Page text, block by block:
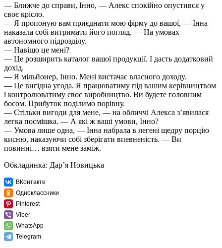
— Ближче до справи, Інно, — Алекс спокійно опустився у
своє крісло.
— Я пропоную вам приєднати мою фірму до вашої, — Інна
наказала собі витримати його погляд. — На умовах
автономного підрозділу.
— Навіщо це мені?
— Це розширить каталог вашої продукції. І дасть додатковий
дохід.
— Я мільйонер, Інно. Мені вистачає власного доходу.
— Це вигідна угода. Я працюватиму під вашим керівництвом
і контролюватиму своє виробництво. Ви будете головним
босом. Прибуток поділимо порівну.
— Стільки вигоди для мене, — на обличчі Алекса з’явилася
легка посмішка. — А які ж ваші умови, Інно?
— Умова лише одна, — Інна набрала в легені щедру порцію
кисню, наказуючи собі зберігати впевненість. — Ви
повинні… взяти мене заміж.
Обкладинка: Дар’я Новицька
ВКонтакте
Одноклассники
Pinterest
Viber
WhatsApp
Telegram